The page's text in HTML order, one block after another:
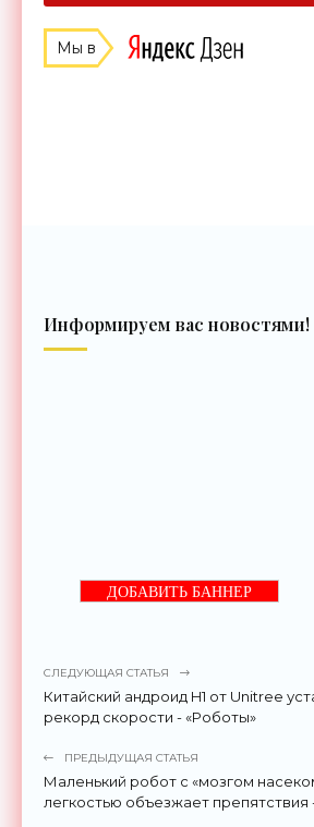
Мы в
Информируем вас новостями!
ДОБАВИТЬ БАННЕР
СЛЕДУЮЩАЯ СТАТЬЯ
Китайский андроид H1 от Unitree
рекорд скорости - «Роботы»
ПРЕДЫДУЩАЯ СТАТЬЯ
Маленький робот с «мозгом
легкостью объезжает препятствия